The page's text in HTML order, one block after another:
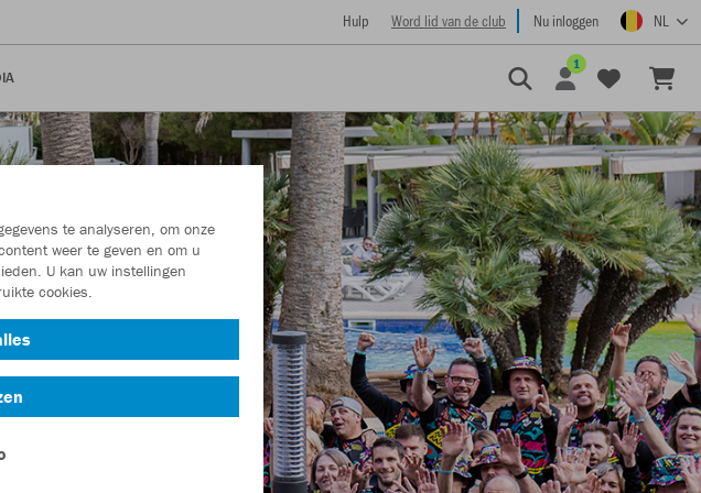
Hulp Word lid van de club Nu inloggen NL
1
te analyseren, om onze
weer te geven en om u
U kan uw instellingen
cookies.